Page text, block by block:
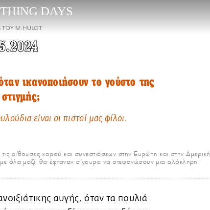
DAYS
ΤΟΥ M.HULOT
ικανοποιήσουν το γούστο της
είναι οι πιστοί μας φίλοι.
αίθουσες χορού και συνεστιάσεων στην Ευρώπη και στην Αμερική
όλα μαζί, θα έφταναν σίγουρα να στεφανώσουν μια ολόκληρη
αυγής, όταν τα πουλιά